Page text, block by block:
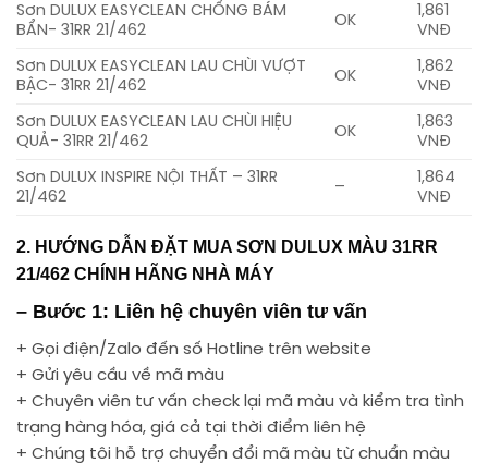
Sơn DULUX EASYCLEAN CHỐNG BÁM
BẨN- 31RR 21/462
OK
1,861
VNĐ
Sơn DULUX EASYCLEAN LAU CHÙI VƯỢT
BẬC- 31RR 21/462
OK
1,862
VNĐ
Sơn DULUX EASYCLEAN LAU CHÙI HIỆU
QUẢ- 31RR 21/462
OK
1,863
VNĐ
Sơn DULUX INSPIRE NỘI THẤT – 31RR
21/462
–
1,864
VNĐ
2. HƯỚNG DẪN ĐẶT MUA SƠN DULUX MÀU 31RR
21/462 CHÍNH HÃNG NHÀ MÁY
– Bước 1: Liên hệ chuyên viên tư vấn
+ Gọi điện/Zalo đến số Hotline trên website
+ Gửi yêu cầu về mã màu
+ Chuyên viên tư vấn check lại mã màu và kiểm tra tình
trạng hàng hóa, giá cả tại thời điểm liên hệ
+ Chúng tôi hỗ trợ chuyển đổi mã màu từ chuẩn màu